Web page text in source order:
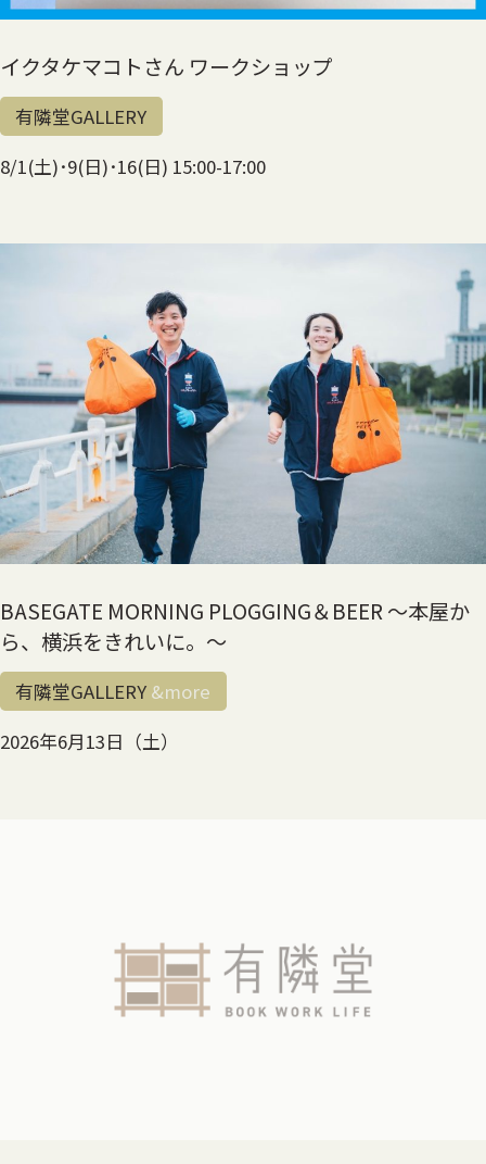
イクタケマコトさん ワークショップ
有隣堂GALLERY
8/1(土)･9(日)･16(日) 15:00-17:00
BASEGATE MORNING PLOGGING＆BEER 〜本屋か
ら、横浜をきれいに。〜
有隣堂GALLERY &more
2026年6月13日（土）